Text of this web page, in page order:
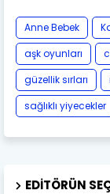
Anne Bebek
aşk oyunları
güzellik sırları
sağlıklı yiyecekler
EDITÖRÜN